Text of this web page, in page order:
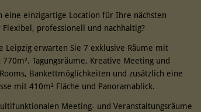
eine einzigartige Location für Ihre nächsten
Flexibel, professionell und nachhaltig?
Leipzig erwarten Sie 7 exklusive Räume mit
770m². Tagungsräume, Kreative Meeting und
Bankettmöglichkeiten und zusätzlich eine
mit 410m² Fläche und Panoramablick.
Meeting- und Veranstaltungsräume